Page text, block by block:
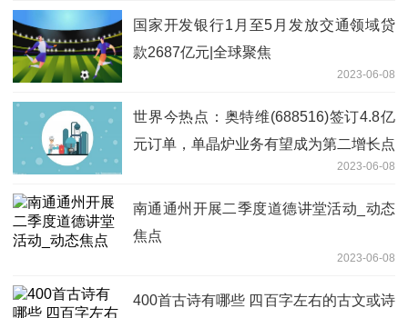
国家开发银行1月至5月发放交通领域贷
款2687亿元|全球聚焦
2023-06-08
世界今热点：奥特维(688516)签订4.8亿
元订单，单晶炉业务有望成为第二增长点
2023-06-08
南通通州开展二季度道德讲堂活动_动态
焦点
2023-06-08
400首古诗有哪些 四百字左右的古文或诗